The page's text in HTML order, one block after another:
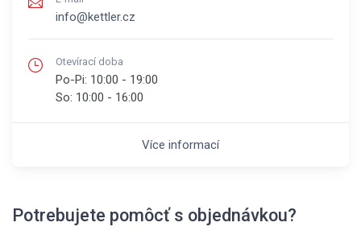
info@kettler.cz
Otevírací doba
Po-Pi: 10:00 - 19:00
So: 10:00 - 16:00
Více informací
Potrebujete pomôcť s objednávkou?